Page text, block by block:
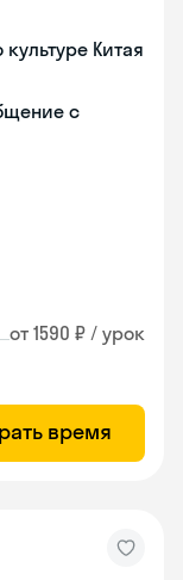
Китая
с
от 1590 ₽ / урок
время